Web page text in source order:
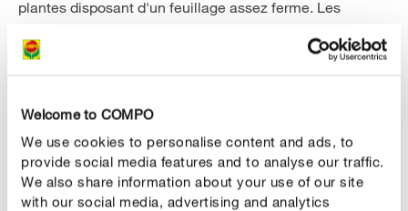
Welcome to COMPO
We use cookies to personalise content and ads, to
provide social media features and to analyse our traffic.
We also share information about your use of our site
with our social media, advertising and analytics
plantes disposant d'un feuillage assez ferme. Les
ou laurier-rose sont également menacées. Elles sont, de
nombre de cochenilles recherchent aussi leur plante
hôte au jardin : pins, buis, ifs, prunelliers, rosiers,
arbustes baccifères, fruitiers ou autres plantes
d'ornement.